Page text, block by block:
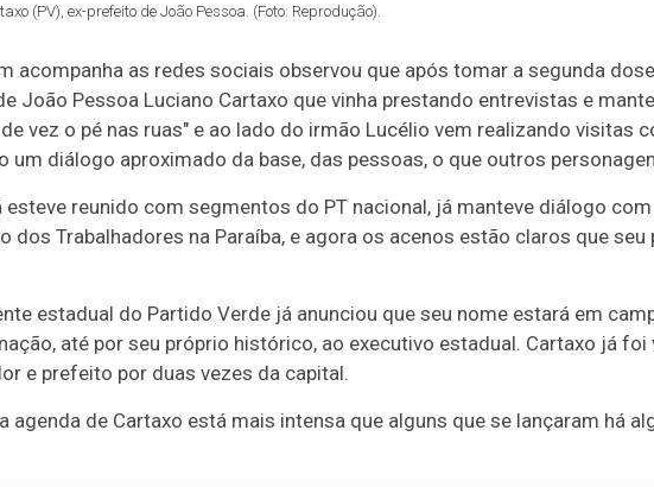
(PV), ex-prefeito de João Pessoa. (Foto: Reprodução).
acompanha as redes sociais observou que após tomar a segunda
João Pessoa Luciano Cartaxo que vinha prestando entrevistas e
vez o pé nas ruas" e ao lado do irmão Lucélio vem realizando visitas
um diálogo aproximado da base, das pessoas, o que outros
esteve reunido com segmentos do PT nacional, já manteve diálogo
dos Trabalhadores na Paraíba, e agora os acenos estão claros que
estadual do Partido Verde já anunciou que seu nome estará em
até por seu próprio histórico, ao executivo estadual. Cartaxo já
e prefeito por duas vezes da capital.
agenda de Cartaxo está mais intensa que alguns que se lançaram há